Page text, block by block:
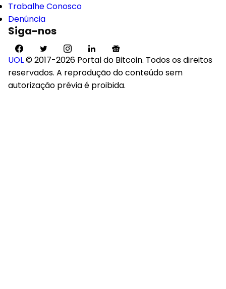
Trabalhe Conosco
Denúncia
Siga-nos
UOL© 2017-2026 Portal do Bitcoin. Todos os direitos
reservados. A reprodução do conteúdo sem
autorização prévia é proibida.